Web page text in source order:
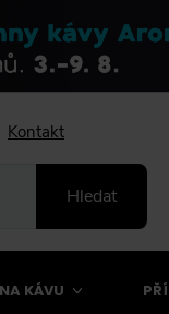
Kontakt
Hledat
KÁVU